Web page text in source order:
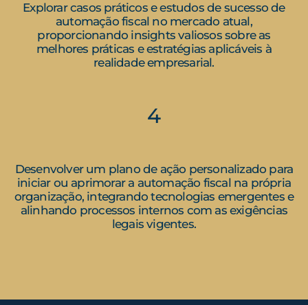
Explorar casos práticos e estudos de sucesso de
automação fiscal no mercado atual,
proporcionando insights valiosos sobre as
melhores práticas e estratégias aplicáveis à
realidade empresarial.
4
Desenvolver um plano de ação personalizado para
iniciar ou aprimorar a automação fiscal na própria
organização, integrando tecnologias emergentes e
alinhando processos internos com as exigências
legais vigentes.